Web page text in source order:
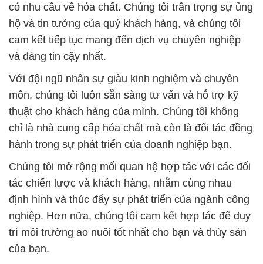
có nhu cầu về hóa chất. Chúng tôi trân trọng sự ủng
hộ và tin tưởng của quý khách hàng, và chúng tôi
cam kết tiếp tục mang đến dịch vụ chuyên nghiệp
và đáng tin cậy nhất.
Với đội ngũ nhân sự giàu kinh nghiệm và chuyên
môn, chúng tôi luôn sẵn sàng tư vấn và hỗ trợ kỹ
thuật cho khách hàng của mình. Chúng tôi không
chỉ là nhà cung cấp hóa chất mà còn là đối tác đồng
hành trong sự phát triển của doanh nghiệp bạn.
Chúng tôi mở rộng mối quan hệ hợp tác với các đối
tác chiến lược và khách hàng, nhằm cùng nhau
định hình và thúc đẩy sự phát triển của ngành công
nghiệp. Hơn nữa, chúng tôi cam kết hợp tác để duy
trì môi trường ao nuôi tốt nhất cho bạn và thúy sản
của bạn.